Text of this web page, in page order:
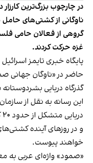
در چارچوب بزرگ‌ترین
ناوگانی از کشتی‌های حامل
گروهی از فعالان حامی
غزه حرکت کردند.
حاضر در «ناوگان جهانی
گذرگاه دریایی
این رسانه به نقل از
و در روزهای آینده
خواهند پیوست.
«صمود» واژه‌ای عربی به